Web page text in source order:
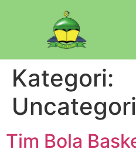
Kategori:
Tim Bola